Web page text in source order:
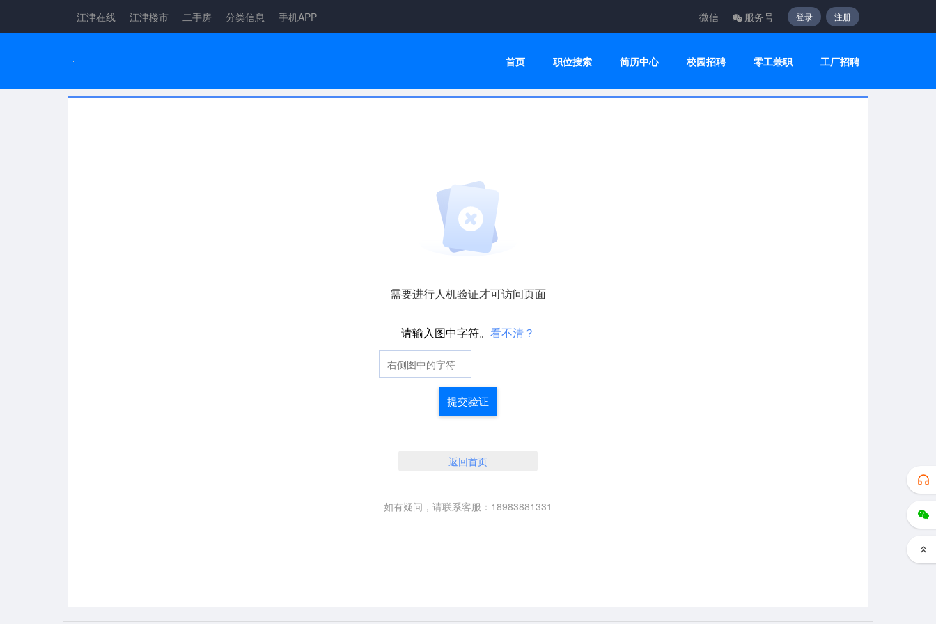
江津在线 江津楼市 二手房 分类信息 手机APP 微信 服务号 登录 注册
首页 职位搜索 简历中心 校园招聘 零工兼职 工厂招聘
需要进行人机验证才可访问页面
请输入图中字符。 看不清？
提交验证
返回首页
如有疑问，请联系客服：18983881331